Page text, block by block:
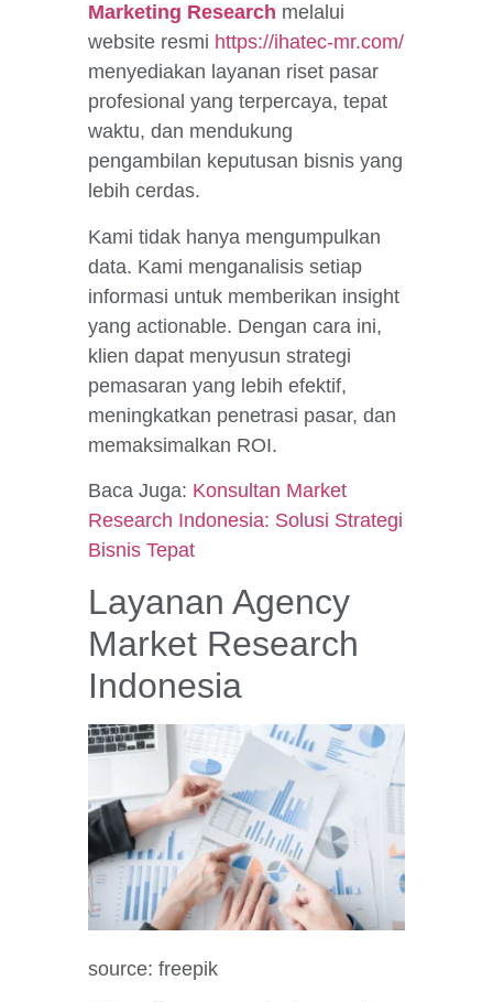
Marketing Research melalui
website resmi https://ihatec-mr.com/
menyediakan layanan riset pasar
profesional yang terpercaya, tepat
waktu, dan mendukung
pengambilan keputusan bisnis yang
lebih cerdas.
Kami tidak hanya mengumpulkan
data. Kami menganalisis setiap
informasi untuk memberikan insight
yang actionable. Dengan cara ini,
klien dapat menyusun strategi
pemasaran yang lebih efektif,
meningkatkan penetrasi pasar, dan
memaksimalkan ROI.
Baca Juga: Konsultan Market
Research Indonesia: Solusi Strategi
Bisnis Tepat
Layanan Agency
Market Research
Indonesia
source: freepik